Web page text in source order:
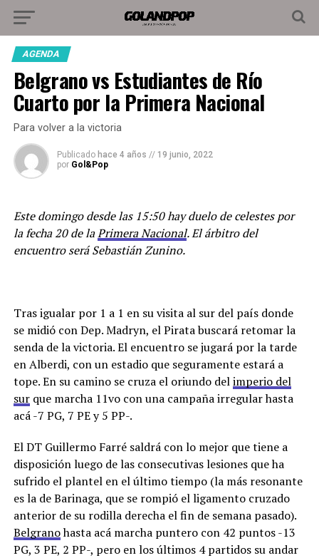
AGENDA
Belgrano vs Estudiantes de Río
Cuarto por la Primera Nacional
Para volver a la victoria
Publicado hace 4 años // 19 junio, 2022
por Gol&Pop
Este domingo desde las 15:50 hay duelo de celestes por
la fecha 20 de laPrimera Nacional. El árbitro del
encuentro será Sebastián Zunino.
Tras igualar por 1 a 1 en su visita al sur del país donde
se midió con Dep. Madryn, el Pirata buscará retomar la
senda de la victoria. El encuentro se jugará por la tarde
en Alberdi, con un estadio que seguramente estará a
tope. En su camino se cruza el oriundo delimperio del
surque marcha 11vo con una campaña irregular hasta
acá -7 PG, 7 PE y 5 PP-.
El DT Guillermo Farré saldrá con lo mejor que tiene a
disposición luego de las consecutivas lesiones que ha
sufrido el plantel en el último tiempo (la más resonante
es la de Barinaga, que se rompió el ligamento cruzado
anterior de su rodilla derecha el fin de semana pasado).
Belgranohasta acá marcha puntero con 42 puntos -13
PG, 3 PE, 2 PP-, pero en los últimos 4 partidos su andar